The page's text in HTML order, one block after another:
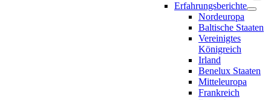
Erfahrungsberichte
Nordeuropa
Baltische Staaten
Vereinigtes
Königreich
Irland
Benelux Staaten
Mitteleuropa
Frankreich